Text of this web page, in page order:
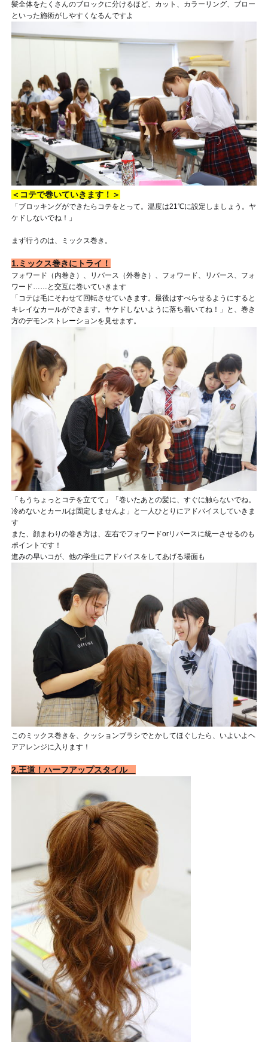
髪全体をたくさんのブロックに分けるほど、カット、カラーリング、ブロー
といった施術がしやすくなるんですよ
＜コテで巻いていきます！＞
「ブロッキングができたらコテをとって。温度は21℃に設定しましょう。ヤ
ケドしないでね！」
まず行うのは、ミックス巻き。
1.ミックス巻きにトライ！
フォワード（内巻き）、リバース（外巻き）、フォワード、リバース、フォ
ワード……と交互に巻いていきます
「コテは毛にそわせて回転させていきます。最後はすべらせるようにすると
キレイなカールができます。ヤケドしないように落ち着いてね！」と、巻き
方のデモンストレーションを見せます。
「もうちょっとコテを立てて」「巻いたあとの髪に、すぐに触らないでね。
冷めないとカールは固定しませんよ」と一人ひとりにアドバイスしていきま
す
また、顔まわりの巻き方は、左右でフォワードorリバースに統一させるのも
ポイントです！
進みの早いコが、他の学生にアドバイスをしてあげる場面も
このミックス巻きを、クッションブラシでとかしてほぐしたら、いよいよヘ
アアレンジに入ります！
2.王道！ハーフアップスタイル